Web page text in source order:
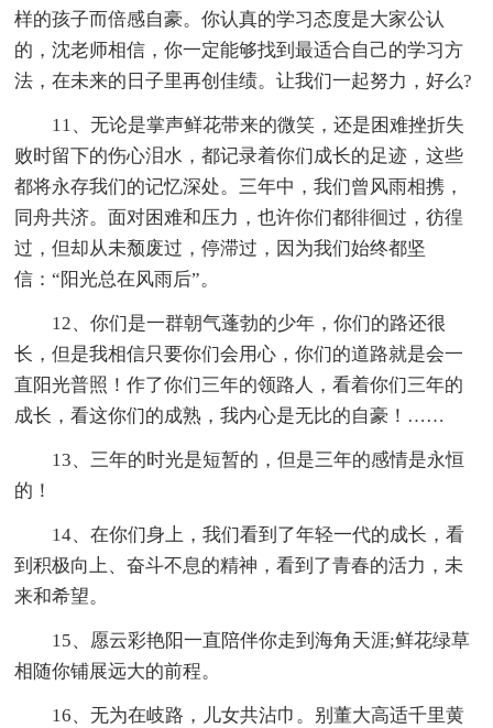
样的孩子而倍感自豪。你认真的学习态度是大家公认
的，沈老师相信，你一定能够找到最适合自己的学习方
法，在未来的日子里再创佳绩。让我们一起努力，好么?
11、无论是掌声鲜花带来的微笑，还是困难挫折失
败时留下的伤心泪水，都记录着你们成长的足迹，这些
都将永存我们的记忆深处。三年中，我们曾风雨相携，
同舟共济。面对困难和压力，也许你们都徘徊过，彷徨
过，但却从未颓废过，停滞过，因为我们始终都坚
信：“阳光总在风雨后”。
12、你们是一群朝气蓬勃的少年，你们的路还很
长，但是我相信只要你们会用心，你们的道路就是会一
直阳光普照！作了你们三年的领路人，看着你们三年的
成长，看这你们的成熟，我内心是无比的自豪！……
13、三年的时光是短暂的，但是三年的感情是永恒
的！
14、在你们身上，我们看到了年轻一代的成长，看
到积极向上、奋斗不息的精神，看到了青春的活力，未
来和希望。
15、愿云彩艳阳一直陪伴你走到海角天涯;鲜花绿草
相随你铺展远大的前程。
16、无为在岐路，儿女共沾巾。别董大高适千里黄